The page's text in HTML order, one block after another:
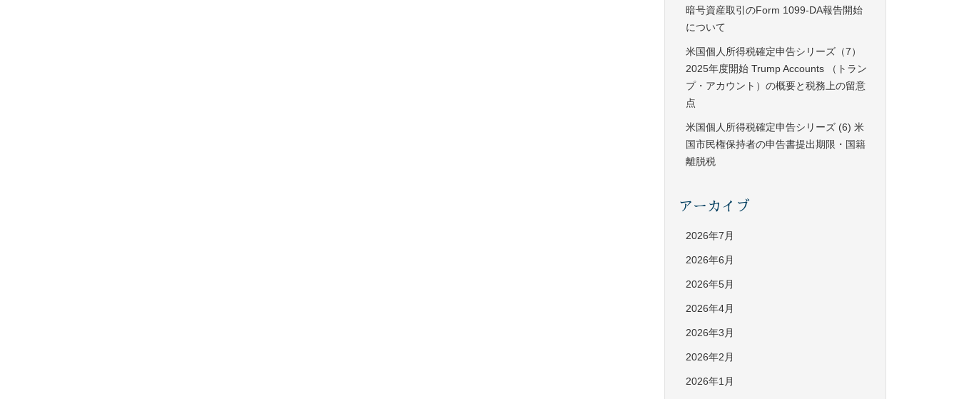
暗号資産取引のForm 1099-DA報告開始
について
米国個人所得税確定申告シリーズ（7）
2025年度開始 Trump Accounts （トラン
プ・アカウント）の概要と税務上の留意
点
米国個人所得税確定申告シリーズ (6) 米
国市民権保持者の申告書提出期限・国籍
離脱税
アーカイブ
2026年7月
2026年6月
2026年5月
2026年4月
2026年3月
2026年2月
2026年1月